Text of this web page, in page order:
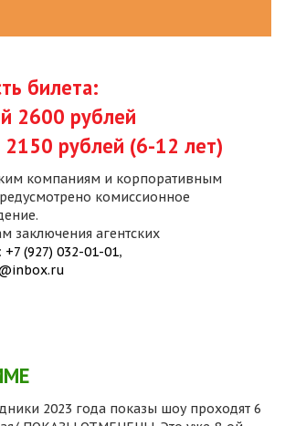
билета:
2600 рублей
2150 рублей (6-12 лет)
компаниям и корпоративным
комиссионное
заключения агентских
+7 (927) 032-01-01,
2023 года показы шоу проходят 6